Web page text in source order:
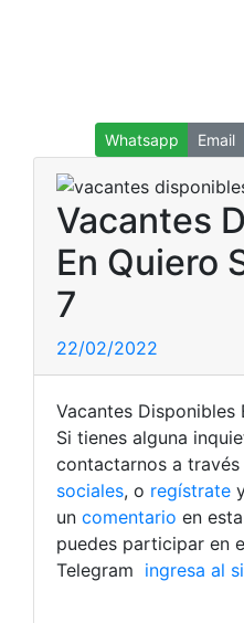
Whatsapp Email
Vacantes
En Quiero
7
22/02/2022
Vacantes Disponibles
Si tienes alguna
contactarnos a través
sociales, o regístrate
un comentario en
puedes participar en
Telegram ingresa al